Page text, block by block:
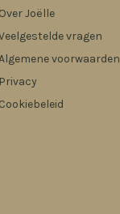
Over Joëlle
vragen
voorwaarden
Privacy
Cookiebeleid